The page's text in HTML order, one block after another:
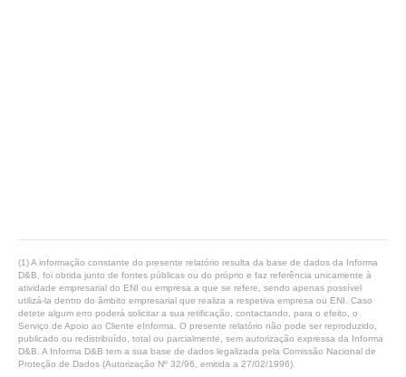
(1) A informação constante do presente relatório resulta da base de dados da Informa
D&B, foi obtida junto de fontes públicas ou do próprio e faz referência unicamente à
atividade empresarial do ENI ou empresa a que se refere, sendo apenas possível
utilizá-la dentro do âmbito empresarial que realiza a respetiva empresa ou ENI. Caso
detete algum erro poderá solicitar a sua retificação, contactando, para o efeito, o
Serviço de Apoio ao Cliente eInforma. O presente relatório não pode ser reproduzido,
publicado ou redistribuído, total ou parcialmente, sem autorização expressa da Informa
D&B. A Informa D&B tem a sua base de dados legalizada pela Comissão Nacional de
Proteção de Dados (Autorização Nº 32/96, emitida a 27/02/1996).